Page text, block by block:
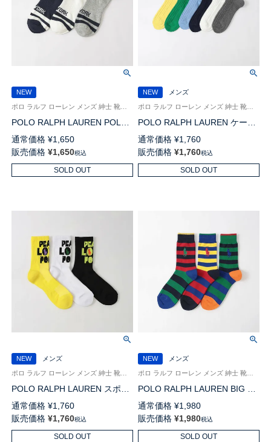
NEW
POLO RALPH LAUREN POLO
SPORT 踵タブ付き オーガニッ
クコットン混スニーカー丈 ソッ
クス【25-27cm】【27-29cm】
通常価格 ¥1,650
販売価格 ¥1,650税込
SOLD OUT
NEW
メンズ
POLO RALPH LAUREN ケーブ
ルクォーター オーガニックコッ
トン混 15cm ショート丈 ソック
ス 02022331
通常価格 ¥1,760
販売価格 ¥1,760税込
SOLD OUT
NEW
メンズ
POLO RALPH LAUREN スポー
ツ PEACE LOVE ミドル クルー
丈 ソックス 02012536
通常価格 ¥1,760
販売価格 ¥1,760税込
SOLD OUT
NEW
メンズ
POLO RALPH LAUREN BIG ポ
ロポニーボーダー オーガニック
コットン混 20cm ミドル丈 ソッ
クス 02012519
通常価格 ¥1,980
販売価格 ¥1,980税込
SOLD OUT